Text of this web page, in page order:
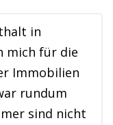
in
mich für die
Immobilien
rundum
sind nicht